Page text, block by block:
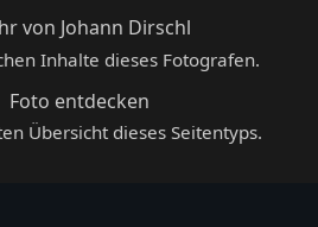
von Johann Dirschl
Inhalte dieses Fotografen.
Foto entdecken
Übersicht dieses Seitentyps.